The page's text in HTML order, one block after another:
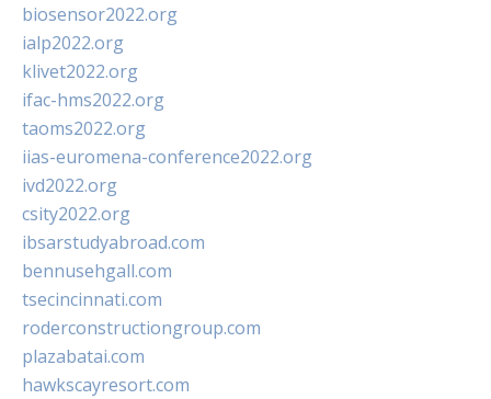
biosensor2022.org
ialp2022.org
klivet2022.org
ifac-hms2022.org
taoms2022.org
iias-euromena-conference2022.org
ivd2022.org
csity2022.org
ibsarstudyabroad.com
bennusehgall.com
tsecincinnati.com
roderconstructiongroup.com
plazabatai.com
hawkscayresort.com